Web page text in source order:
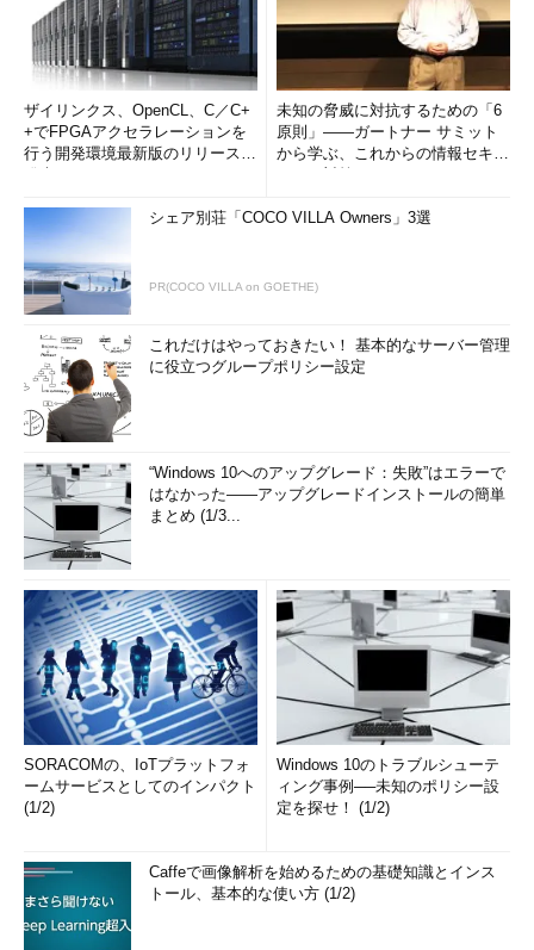
ザイリンクス、OpenCL、C／C+
+でFPGAアクセラレーションを
行う開発環境最新版のリリースを
未知の脅威に対抗するための「6
原則」――ガートナー サミット
から学ぶ、これからの情報セキュ
シェア別荘「COCO VILLA Owners」3選
PR(COCO VILLA on GOETHE)
これだけはやっておきたい！ 基本的なサーバー管理
に役立つグループポリシー設定
“Windows 10へのアップグレード：失敗”はエラーで
はなかった――アップグレードインストールの簡単
まとめ (1/3...
SORACOMの、IoTプラットフォ
ームサービスとしてのインパクト
(1/2)
Windows 10のトラブルシューテ
ィング事例──未知のポリシー設
定を探せ！ (1/2)
Caffeで画像解析を始めるための基礎知識とインス
トール、基本的な使い方 (1/2)